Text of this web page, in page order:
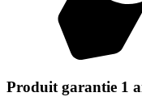
Produit garantie 1